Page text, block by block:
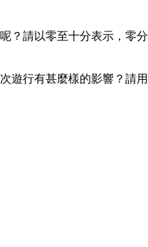
？請以零至十分表示，零
遊行有甚麼樣的影響？請